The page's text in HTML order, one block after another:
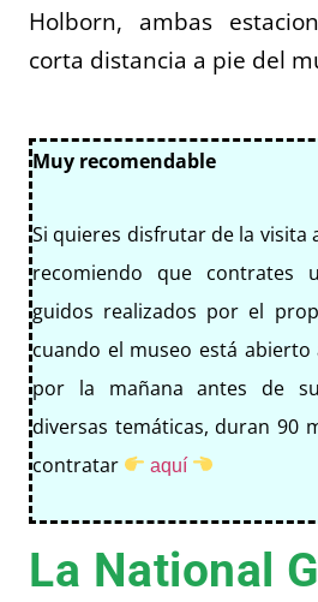
Holborn, ambas
corta distancia a pie del
Muy recomendable
Si quieres disfrutar de la visita
recomiendo que contrates
guidos realizados por el
cuando el museo está
por la mañana antes de
diversas temáticas, duran 90
contratar
aquí
La National